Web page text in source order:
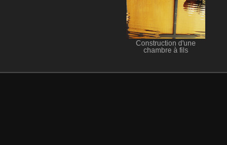
Construction d'une
chambre à fils